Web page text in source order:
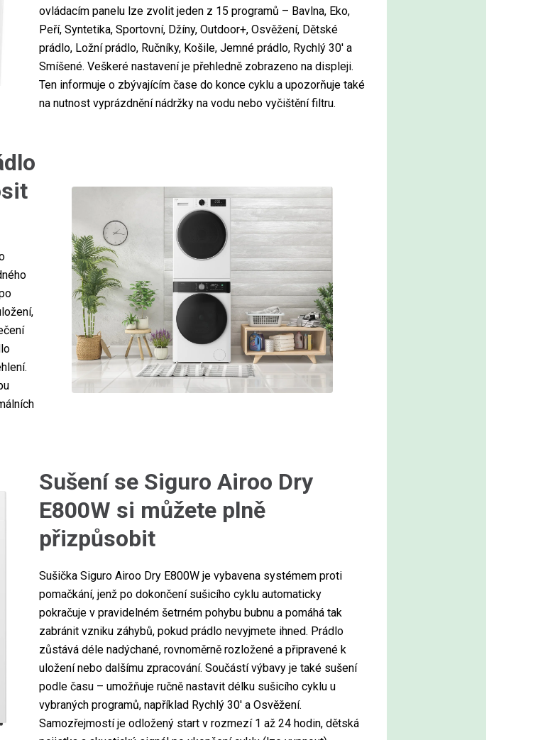
ovládacím panelu lze zvolit jeden z 15 programů – Bavlna, Eko,
Peří, Syntetika, Sportovní, Džíny, Outdoor+, Osvěžení, Dětské
prádlo, Ložní prádlo, Ručníky, Košile, Jemné prádlo, Rychlý 30′ a
Smíšené. Veškeré nastavení je přehledně zobrazeno na displeji.
Ten informuje o zbývajícím čase do konce cyklu a upozorňuje také
na nutnost vyprázdnění nádržky na vodu nebo vyčištění filtru.
Sušení se Siguro Airoo Dry
E800W si můžete plně
přizpůsobit
Sušička Siguro Airoo Dry E800W je vybavena systémem proti
pomačkání, jenž po dokončení sušicího cyklu automaticky
pokračuje v pravidelném šetrném pohybu bubnu a pomáhá tak
zabránit vzniku záhybů, pokud prádlo nevyjmete ihned. Prádlo
zůstává déle nadýchané, rovnoměrně rozložené a připravené k
uložení nebo dalšímu zpracování. Součástí výbavy je také sušení
podle času – umožňuje ručně nastavit délku sušicího cyklu u
vybraných programů, například Rychlý 30′ a Osvěžení.
Samozřejmostí je odložený start v rozmezí 1 až 24 hodin, dětská